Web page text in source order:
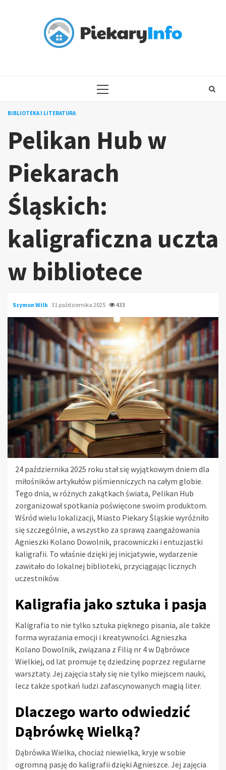
PRIMARY
BIBLIOTEKA I LITERATURA
Pelikan Hub w
Piekarach
Śląskich:
kaligraficzna uczta
w bibliotece
Szymon Wilk 31 października 2025 433
24 października 2025 roku stał się wyjątkowym dniem dla
miłośników artykułów piśmienniczych na całym globie.
Tego dnia, w różnych zakątkach świata, Pelikan Hub
zorganizował spotkania poświęcone swoim produktom.
Wśród wielu lokalizacji, Miasto Piekary Śląskie wyróżniło
się szczególnie, a wszystko za sprawą zaangażowania
Agnieszki Kolano Dowolnik, pracowniczki i entuzjastki
kaligrafii. To właśnie dzięki jej inicjatywie, wydarzenie
zawitało do lokalnej biblioteki, przyciągając licznych
uczestników.
Kaligrafia jako sztuka i pasja
Kaligrafia to nie tylko sztuka pięknego pisania, ale także
forma wyrażania emocji i kreatywności. Agnieszka
Kolano Dowolnik, związana z Filią nr 4 w Dąbrówce
Wielkiej, od lat promuje tę dziedzinę poprzez regularne
warsztaty. Jej zajęcia stały się nie tylko miejscem nauki,
lecz także spotkań ludzi zafascynowanych magią liter.
Dlaczego warto odwiedzić
Dąbrówkę Wielką?
Dąbrówka Wielka, chociaż niewielka, kryje w sobie
ogromną pasję do kaligrafii dzięki Agnieszce. Jej zajęcia